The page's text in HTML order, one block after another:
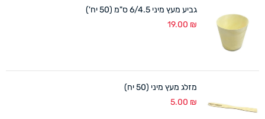
גביע מעץ מיני 6/4.5 ס"מ (50 יח')
19.00 ₪
מזלג מעץ מיני (50 יח)
5.00 ₪